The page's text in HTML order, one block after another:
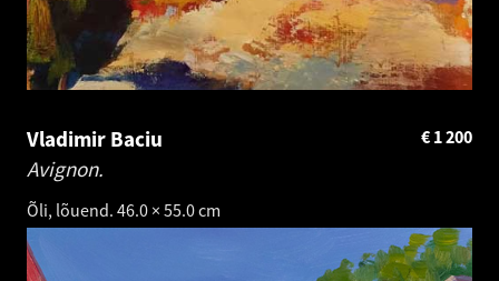
Vladimir Baciu
Avignon.
Õli, lõuend. 46.0 × 55.0 cm
1 200
€